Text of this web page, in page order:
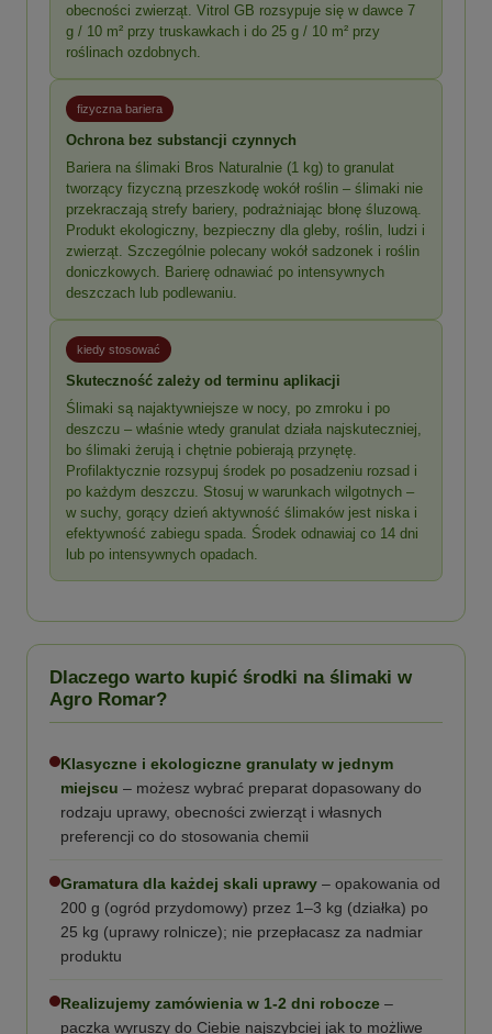
obecności zwierząt. Vitrol GB rozsypuje się w dawce 7
g / 10 m² przy truskawkach i do 25 g / 10 m² przy
roślinach ozdobnych.
fizyczna bariera
Ochrona bez substancji czynnych
Bariera na ślimaki Bros Naturalnie (1 kg) to granulat
tworzący fizyczną przeszkodę wokół roślin – ślimaki nie
przekraczają strefy bariery, podrażniając błonę śluzową.
Produkt ekologiczny, bezpieczny dla gleby, roślin, ludzi i
zwierząt. Szczególnie polecany wokół sadzonek i roślin
doniczkowych. Barierę odnawiać po intensywnych
deszczach lub podlewaniu.
kiedy stosować
Skuteczność zależy od terminu aplikacji
Ślimaki są najaktywniejsze w nocy, po zmroku i po
deszczu – właśnie wtedy granulat działa najskuteczniej,
bo ślimaki żerują i chętnie pobierają przynętę.
Profilaktycznie rozsypuj środek po posadzeniu rozsad i
po każdym deszczu. Stosuj w warunkach wilgotnych –
w suchy, gorący dzień aktywność ślimaków jest niska i
efektywność zabiegu spada. Środek odnawiaj co 14 dni
lub po intensywnych opadach.
Dlaczego warto kupić środki na ślimaki w
Agro Romar?
Klasyczne i ekologiczne granulaty w jednym
miejscu – możesz wybrać preparat dopasowany do
rodzaju uprawy, obecności zwierząt i własnych
preferencji co do stosowania chemii
Gramatura dla każdej skali uprawy – opakowania od
200 g (ogród przydomowy) przez 1–3 kg (działka) po
25 kg (uprawy rolnicze); nie przepłacasz za nadmiar
produktu
Realizujemy zamówienia w 1-2 dni robocze –
paczka wyruszy do Ciebie najszybciej jak to możliwe